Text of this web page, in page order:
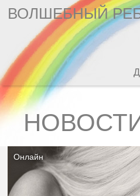
ВОЛШЕБНЫЙ
Онлайн